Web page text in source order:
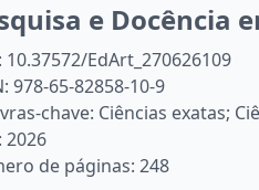
e Docência
10.37572/EdArt_270626109
978-65-82858-10-9
chave: Ciências exatas;
2026
de páginas: 248